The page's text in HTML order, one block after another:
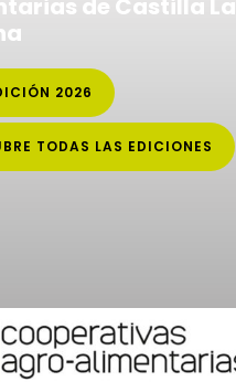
de Castilla La
2026
TODAS LAS EDICIONES